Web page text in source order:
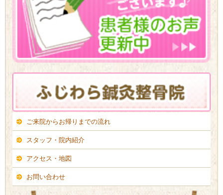
ご来院からお帰りまでの流れ
スタッフ・院内紹介
アクセス・地図
お問い合わせ